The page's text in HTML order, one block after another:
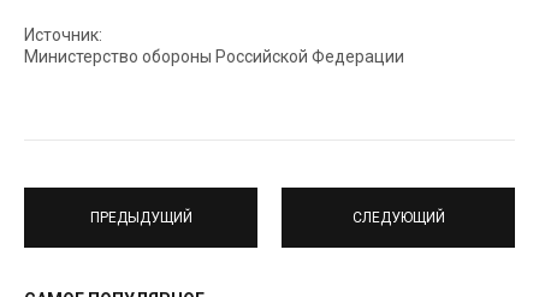
Источник:
Министерство обороны Российской Федерации
ПРЕДЫДУЩИЙ СЛЕДУЮЩИЙ